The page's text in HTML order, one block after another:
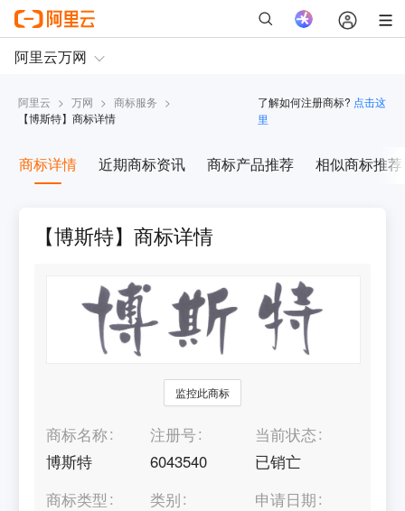
阿里云 > 万网 > 商标服务 >
【博斯特】商标详情
了解如何注册商标? 点击这
里
商标详情 近期商标资讯 商标产品推荐 相似商标推荐
【博斯特】商标详情
监控此商标
商标名称
博斯特
注册号
6043540
当前状态
已销亡
商标类型
类别
申请日期